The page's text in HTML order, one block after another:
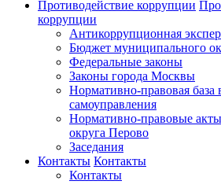
Противодействие коррупции
коррупции
Антикоррупционная
Бюджет муниципального
Федеральные законы
Законы города Москвы
Нормативно-правовая база
самоуправления
Нормативно-правовые
округа Перово
Заседания
Контакты Контакты
Контакты